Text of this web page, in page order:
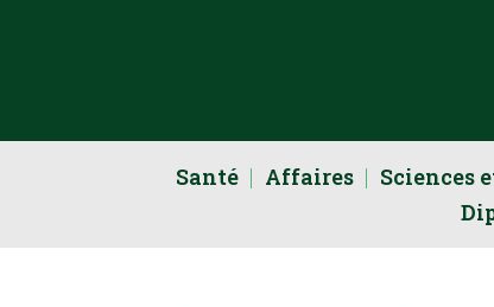
Santé Affaires Sciences